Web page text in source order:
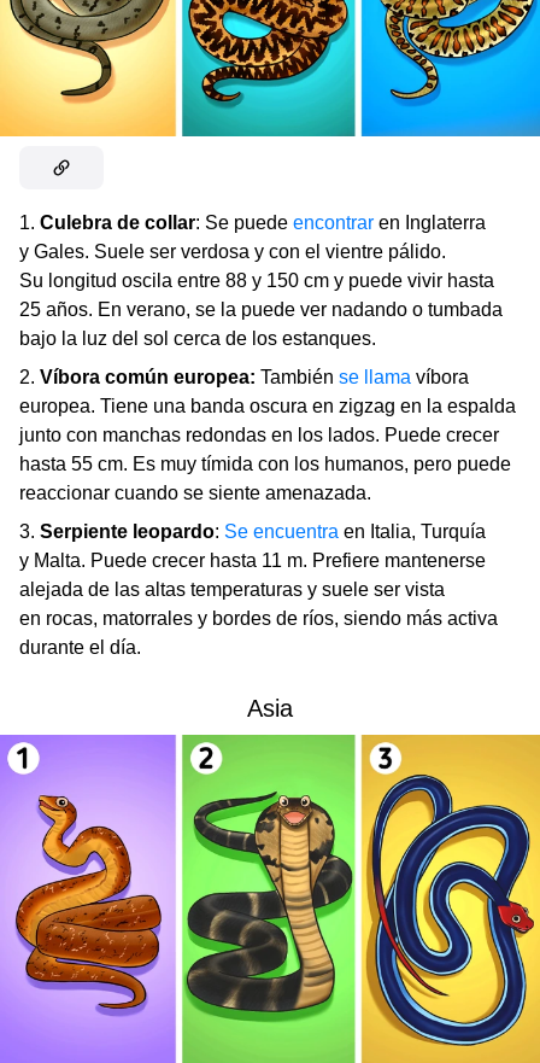
1. Culebra de collar: Se puede encontrar en Inglaterra
y Gales. Suele ser verdosa y con el vientre pálido.
Su longitud oscila entre 88 y 150 cm y puede vivir hasta
25 años. En verano, se la puede ver nadando o tumbada
bajo la luz del sol cerca de los estanques.
2. Víbora común europea: También se llama víbora
europea. Tiene una banda oscura en zigzag en la espalda
junto con manchas redondas en los lados. Puede crecer
hasta 55 cm. Es muy tímida con los humanos, pero puede
reaccionar cuando se siente amenazada.
3. Serpiente leopardo: Se encuentra en Italia, Turquía
y Malta. Puede crecer hasta 11 m. Prefiere mantenerse
alejada de las altas temperaturas y suele ser vista
en rocas, matorrales y bordes de ríos, siendo más activa
durante el día.
Asia